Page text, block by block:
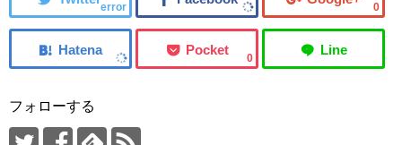
error 0
0
フォローする